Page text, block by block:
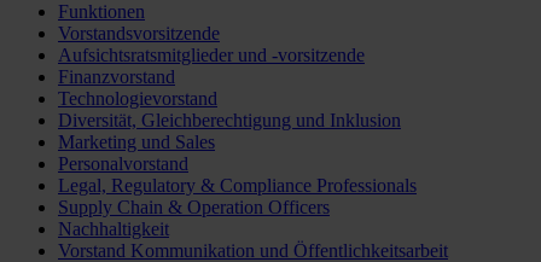
Funktionen
Vorstandsvorsitzende
Aufsichtsratsmitglieder und -vorsitzende
Finanzvorstand
Technologievorstand
Diversität, Gleichberechtigung und Inklusion
Marketing und Sales
Personalvorstand
Legal, Regulatory & Compliance Professionals
Supply Chain & Operation Officers
Nachhaltigkeit
Vorstand Kommunikation und Öffentlichkeitsarbeit